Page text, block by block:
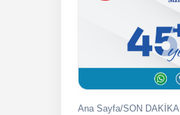
Ana Sayfa/SON DAKİKA